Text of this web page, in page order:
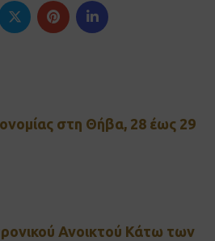
στη Θήβα, 28 έως 29
Ανοικτού Κάτω των